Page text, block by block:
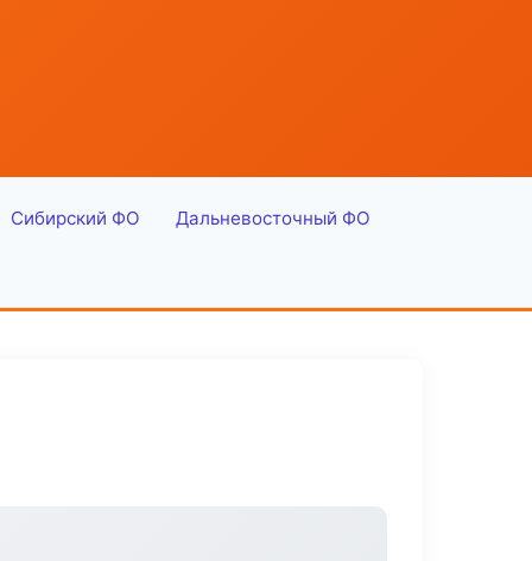
Сибирский ФО Дальневосточный ФО